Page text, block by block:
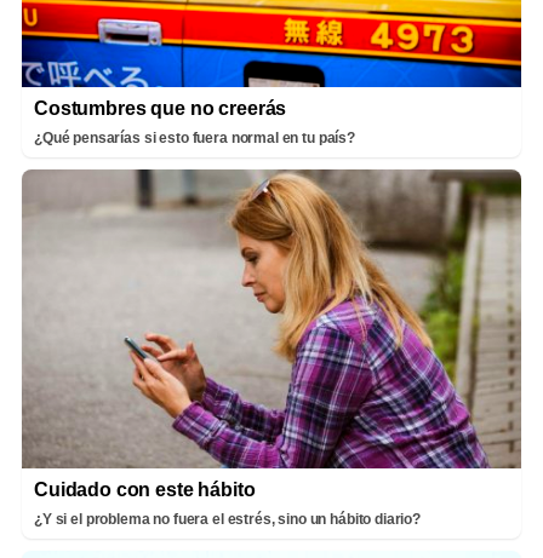
Costumbres que no creerás
¿Qué pensarías si esto fuera normal en tu país?
Cuidado con este hábito
¿Y si el problema no fuera el estrés, sino un hábito diario?